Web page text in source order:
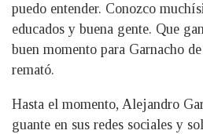
puedo entender. Conozco
educados y buena gente. Que
buen momento para Garnacho
remató.
Hasta el momento, Alejandro
guante en sus redes sociales y